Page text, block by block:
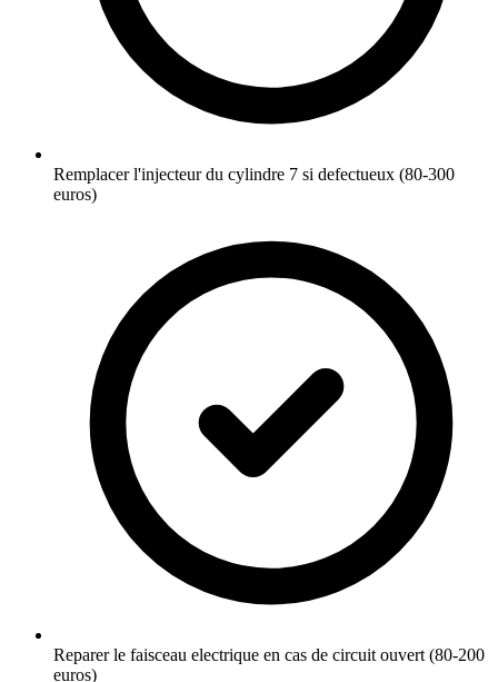
Remplacer l'injecteur du cylindre 7 si defectueux (80-300
euros)
Reparer le faisceau electrique en cas de circuit ouvert (80-200
euros)